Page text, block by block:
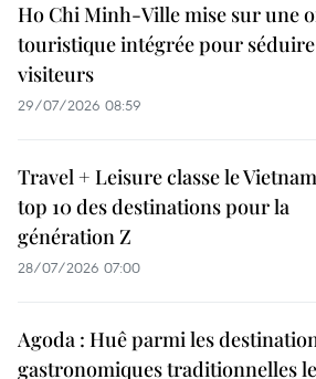
Ho Chi Minh-Ville mise sur une
touristique intégrée pour
visiteurs
29/07/2026 08:59
Travel + Leisure classe le
top 10 des destinations pour la
génération Z
28/07/2026 07:00
Agoda : Huê parmi les
gastronomiques traditionnelles